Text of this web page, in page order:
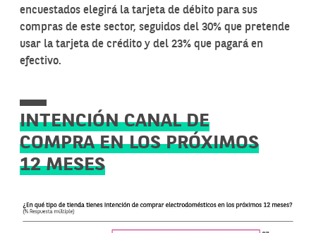
encuestados elegirá la tarjeta de débito para sus
compras de este sector, seguidos del 30% que pretende
usar la tarjeta de crédito y del 23% que pagará en
efectivo.
INTENCIÓN CANAL DE
COMPRA EN LOS PRÓXIMOS
12 MESES